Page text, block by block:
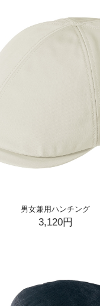
男女兼用ハンチング
3,120円